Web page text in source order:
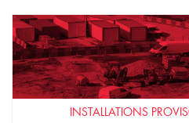
INSTALLATIONS